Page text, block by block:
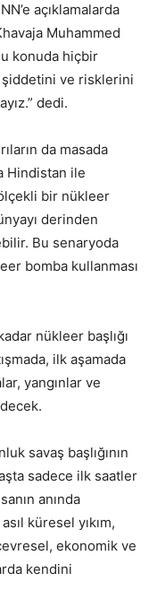
açıklamalarda
Muhammed
konuda hiçbir
şiddetini ve risklerini
dedi.
da masada
Hindistan ile
ölçekli bir nükleer
derinden
Bu senaryoda
bomba kullanması
nükleer başlığı
ilk aşamada
yangınlar ve
savaş başlığının
sadece ilk saatler
anında
küresel yıkım,
ekonomik ve
kendini